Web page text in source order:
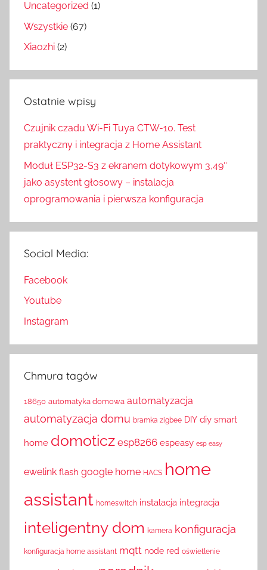
Uncategorized (1)
Wszystkie (67)
Xiaozhi (2)
Ostatnie wpisy
Czujnik czadu Wi-Fi Tuya CTW-10. Test
praktyczny i integracja z Home Assistant
Moduł ESP32-S3 z ekranem dotykowym 3,49″
jako asystent głosowy – instalacja
oprogramowania i pierwsza konfiguracja
Social Media:
Facebook
Youtube
Instagram
Chmura tagów
18650 automatyka domowa automatyzacja
automatyzacja domu bramka zigbee DIY diy smart
home domoticz esp8266 espeasy esp easy
ewelink flash google home HACS home
assistant homeswitch instalacja integracja
inteligentny dom kamera konfiguracja
konfiguracja home assistant mqtt node red oświetlenie